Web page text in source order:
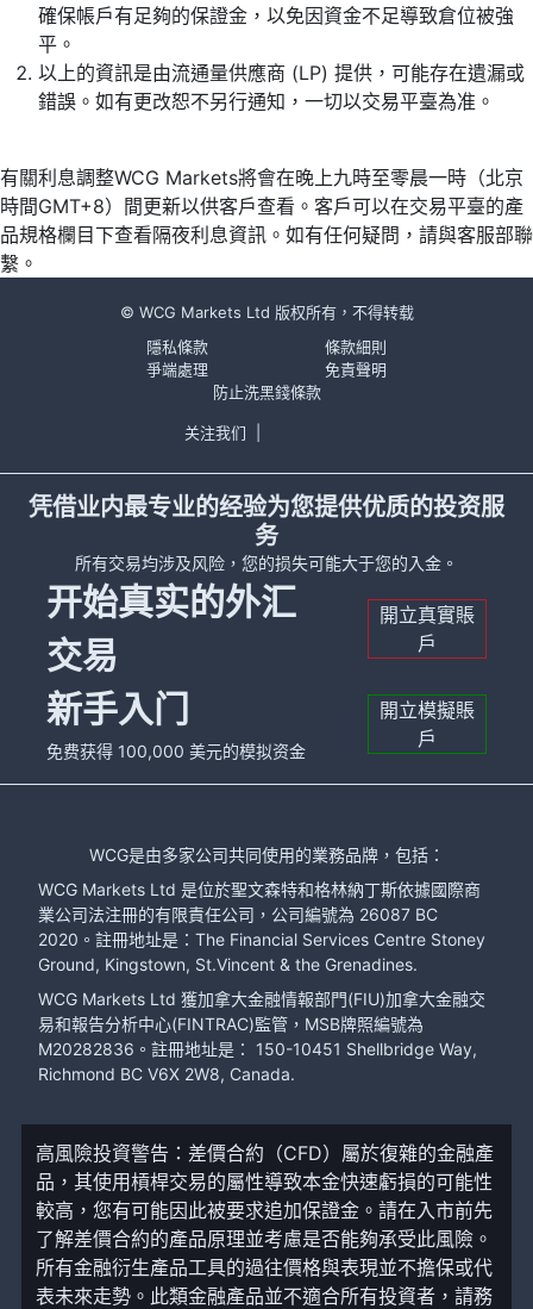
確保帳戶有足夠的保證金，以免因資金不足導致倉位被強
平。
以上的資訊是由流通量供應商 (LP) 提供，可能存在遺漏或
錯誤。如有更改恕不另行通知，一切以交易平臺為准。
有關利息調整WCG Markets將會在晚上九時至零晨一時（北京
時間GMT+8）間更新以供客戶查看。客戶可以在交易平臺的產
品規格欄目下查看隔夜利息資訊。如有任何疑問，請與客服部聯
繫。
© WCG Markets Ltd 版权所有，不得转载
隱私條款
條款細則
爭端處理
免責聲明
防止洗黑錢條款
关注我们
凭借业内最专业的经验为您提供优质的投资服
务
所有交易均涉及风险，您的损失可能大于您的入金。
开始真实的外汇
交易
開立真實賬
戶
新手入门
免费获得 100,000 美元的模拟资金
開立模擬賬
戶
WCG是由多家公司共同使用的業務品牌，包括：
WCG Markets Ltd 是位於聖文森特和格林納丁斯依據國際商
業公司法注冊的有限責任公司，公司編號為 26087 BC
2020。註冊地址是：The Financial Services Centre Stoney
Ground, Kingstown, St.Vincent & the Grenadines.
WCG Markets Ltd 獲加拿大金融情報部門(FIU)加拿大金融交
易和報告分析中心(FINTRAC)監管，MSB牌照編號為
M20282836。註冊地址是： 150-10451 Shellbridge Way,
Richmond BC V6X 2W8, Canada.
高風險投資警告：差價合約（CFD）屬於復雜的金融產
品，其使用槓桿交易的屬性導致本金快速虧損的可能性
較高，您有可能因此被要求追加保證金。請在入市前先
了解差價合約的產品原理並考慮是否能夠承受此風險。
所有金融衍生產品工具的過往價格與表現並不擔保或代
表未來走勢。此類金融產品並不適合所有投資者，請務